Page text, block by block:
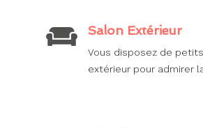
Salon Extérieur
Vous disposez de
extérieur pour admirer